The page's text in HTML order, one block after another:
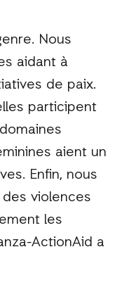
Nous
aidant à
de paix.
participent
aient un
Enfin, nous
violences
les
ActionAid a